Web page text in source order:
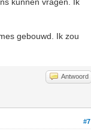
gebouwd. Ik zou
Antwoord
#7